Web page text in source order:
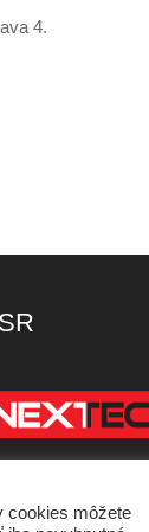
4.
cookies môžete